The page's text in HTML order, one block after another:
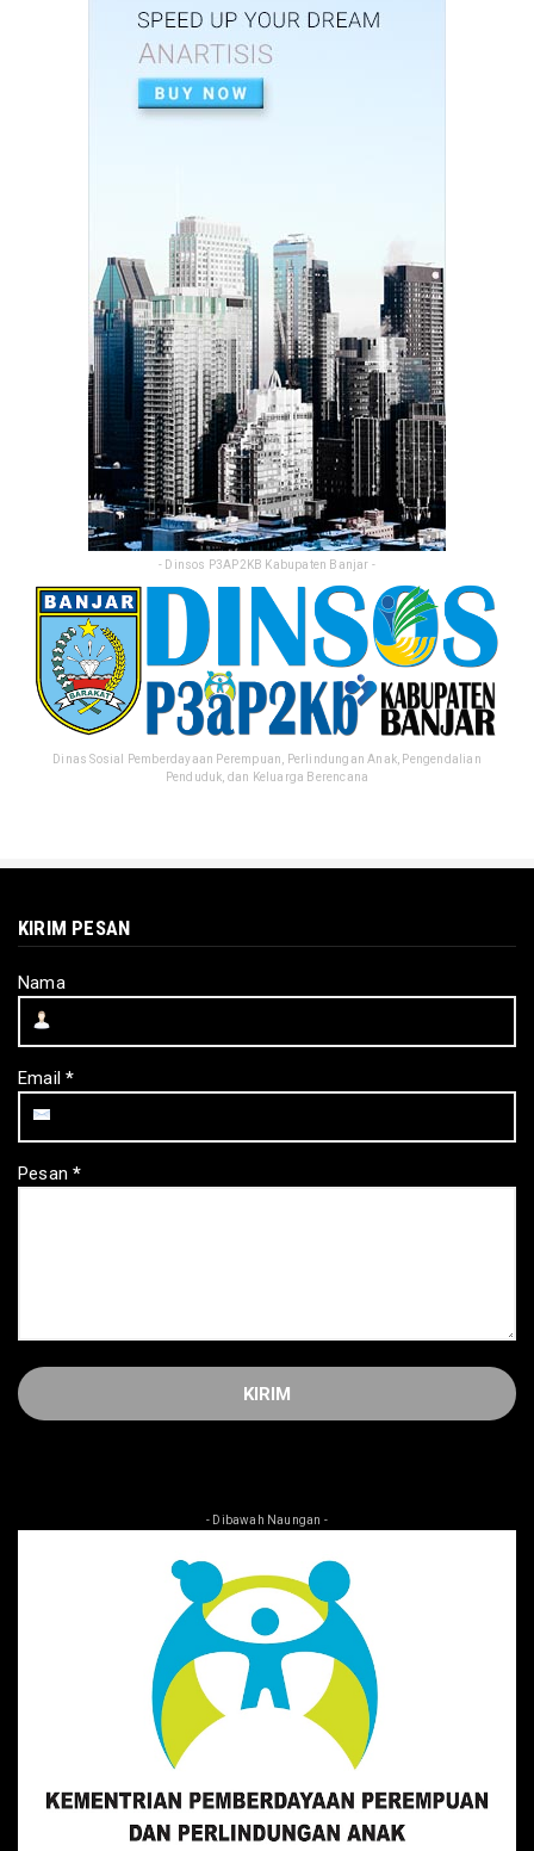
Feb 26, 2026
UNCATEGORIZED
Perkuat Sinergi, Pemkab Banjar Gelar Rakor
TP3S untuk Perta...
- Dinsos P3AP2KB Kabupaten Banjar -
Dinas Sosial Pemberdayaan Perempuan, Perlindungan Anak, Pengendalian
Penduduk, dan Keluarga Berencana
KIRIM PESAN
Nama
Email*
Pesan*
- Dibawah Naungan -